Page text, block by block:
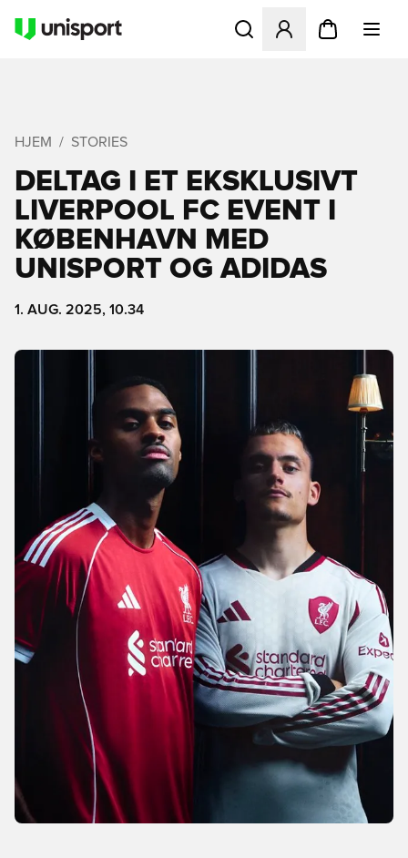
Åbner en Modal til at
HJEM STORIES
DELTAG I ET EKSKLUSIVT
LIVERPOOL FC EVENT I
KØBENHAVN MED
UNISPORT OG ADIDAS
1. AUG. 2025, 10.34